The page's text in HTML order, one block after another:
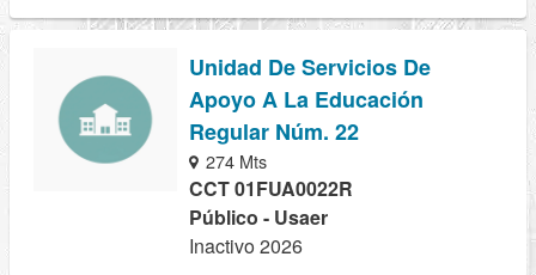
Unidad De Servicios De
Apoyo A La Educación
Regular Núm. 22
274 Mts
CCT 01FUA0022R
Público - Usaer
Inactivo 2026